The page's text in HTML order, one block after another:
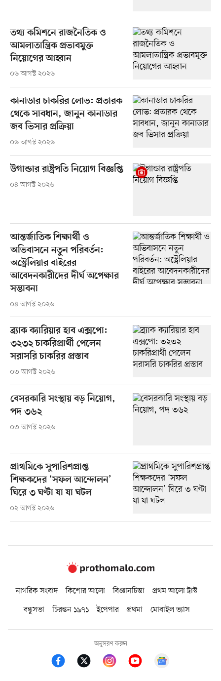
তথ্য কমিশনে রাজনৈতিক ও
আমলাতান্ত্রিক প্রভাবমুক্ত
নিয়োগের আহ্বান
০৬ আগস্ট ২০২৬
কানাডার চাকরির লোভ: প্রতারক
থেকে সাবধান, জানুন কানাডার
জব ভিসার প্রক্রিয়া
০৬ আগস্ট ২০২৬
উগান্ডার রাষ্ট্রপতি নিয়োগ বিজ্ঞপ্তি
০৪ আগস্ট ২০২৬
আন্তর্জাতিক শিক্ষার্থী ও
অভিবাসনে নতুন পরিবর্তন:
অস্ট্রেলিয়ার বাইরের
আবেদনকারীদের দীর্ঘ অপেক্ষার
সম্ভাবনা
০৪ আগস্ট ২০২৬
ব্র্যাক ক্যারিয়ার হাব এক্সপো:
৩২৩২ চাকরিপ্রার্থী পেলেন
সরাসরি চাকরির প্রস্তাব
০৩ আগস্ট ২০২৬
বেসরকারি সংস্থায় বড় নিয়োগ,
পদ ৩৬২
০৩ আগস্ট ২০২৬
প্রাথমিকে সুপারিশপ্রাপ্ত
শিক্ষকদের ‘সফল আন্দোলন’
ঘিরে ৩ ঘণ্টা যা যা ঘটল
০২ আগস্ট ২০২৬
নাগরিক সংবাদ কিশোর আলো বিজ্ঞানচিন্তা
প্রথম আলো ট্রাস্ট
বন্ধুসভা
চিরন্তন ১৯৭১ ইপেপার প্রথমা মোবাইল ভ্যাস
অনুসরণ করুন